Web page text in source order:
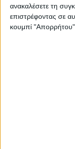
ανακαλέσετε τη
επιστρέφοντας σε
κουμπί "Απορρήτου"